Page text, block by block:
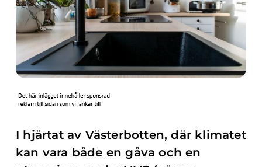
I hjärtat av Västerbotten, där klimatet
kan vara både en gåva och en